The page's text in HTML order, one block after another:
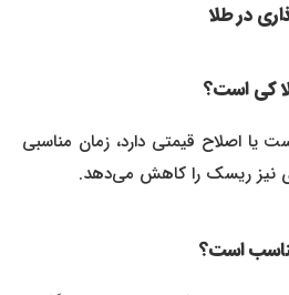
در طلا
کی است؟
یا اصلاح قیمتی دارد، زمان مناسبی
ریسک را کاهش می‌دهد.
است؟